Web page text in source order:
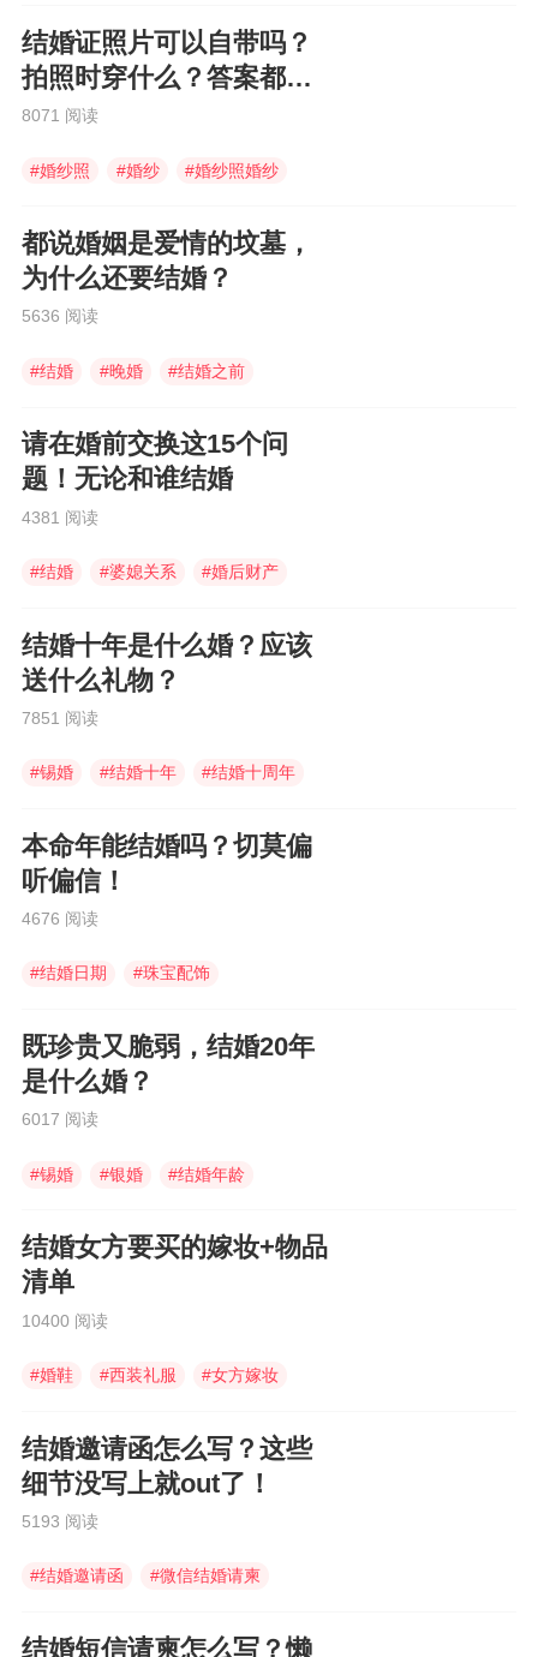
结婚证照片可以自带吗？
拍照时穿什么？答案都在
这里
8071 阅读
#婚纱照 #婚纱 #婚纱照婚纱
都说婚姻是爱情的坟墓，
为什么还要结婚？
5636 阅读
#结婚 #晚婚 #结婚之前
请在婚前交换这15个问
题！无论和谁结婚
4381 阅读
#结婚 #婆媳关系 #婚后财产
结婚十年是什么婚？应该
送什么礼物？
7851 阅读
#锡婚 #结婚十年 #结婚十周年
本命年能结婚吗？切莫偏
听偏信！
4676 阅读
#结婚日期 #珠宝配饰
既珍贵又脆弱，结婚20年
是什么婚？
6017 阅读
#锡婚 #银婚 #结婚年龄
结婚女方要买的嫁妆+物品
清单
10400 阅读
#婚鞋 #西装礼服 #女方嫁妆
结婚邀请函怎么写？这些
细节没写上就out了！
5193 阅读
#结婚邀请函 #微信结婚请柬
结婚短信请柬怎么写？懒